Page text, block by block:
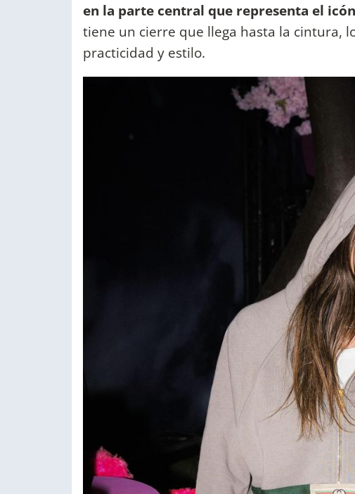
en la parte central que representa el
tiene un cierre que llega hasta la cintura,
practicidad y estilo.